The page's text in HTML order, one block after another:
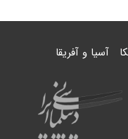
آسیا و آفریقا